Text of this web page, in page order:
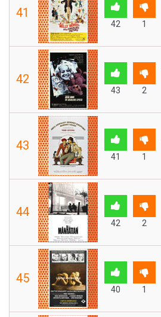
41
42 1
42
43 2
43
41 1
44
42 2
45
40 1